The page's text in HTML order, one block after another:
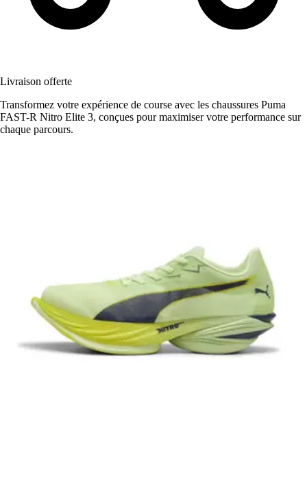
Livraison offerte
Transformez votre expérience de course avec les chaussures Puma
FAST-R Nitro Elite 3, conçues pour maximiser votre performance sur
chaque parcours.